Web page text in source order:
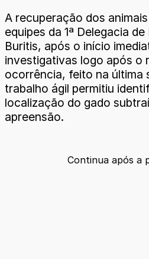
A recuperação dos
equipes da 1ª Delegacia
Buritis, após o início
investigativas logo após o
ocorrência, feito na última
trabalho ágil permitiu
localização do gado
apreensão.
Continua após a